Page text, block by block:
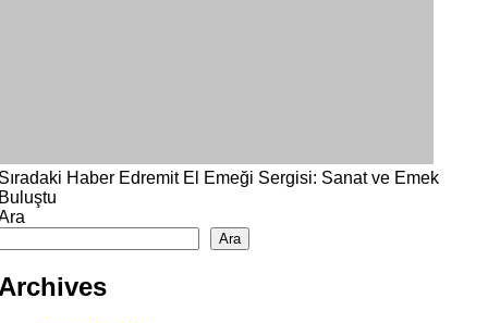
Haber Edremit El Emeği Sergisi: Sanat ve Emek
Ara